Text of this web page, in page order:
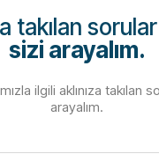
takılan
sizi arayalım.
ilgili aklınıza takılan
arayalım.